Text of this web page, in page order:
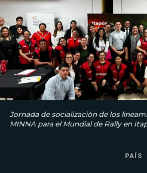
Jornada de socialización de los
MINNA para el Mundial de Rally en
PAÍS